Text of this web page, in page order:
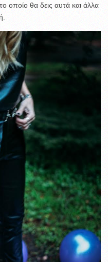
οποίο θα δεις αυτά και άλλα